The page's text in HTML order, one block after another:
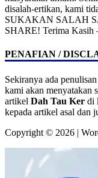
disalah-ertikan, kami
SUKAKAN SALAH
SHARE! Terima Kasih
PENAFIAN /
Sekiranya ada
kami akan menyatakan
artikel Dah Tau Ker di
kepada artikel asal dan
Copyright © 2026 |